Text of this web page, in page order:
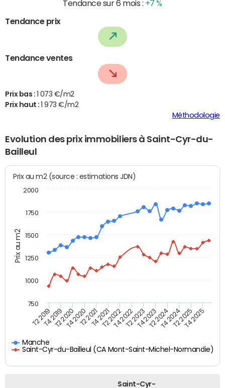
Tendance sur 6 mois : +7 %
Tendance prix
Tendance ventes
Prix bas :
1 073 €/m2
Prix haut :
1 973 €/m2
Méthodologie
Evolution des prix immobiliers à Saint-Cyr-du-
Bailleul
Prix au m2
Prix au m2 (source : estimations JDN)
Manche
Saint-Cyr-du-Bailleul (CA Mont-Saint-Michel-Normandie)
T2 2019T4 2019T2 2020T4 2020T2 2021T4 2021T2 2022T4 2022T2 2023T4 2023T2 2024T4 2024T2 2025T4 2025
750
1000
1250
1500
1750
2000
Saint-Cyr-